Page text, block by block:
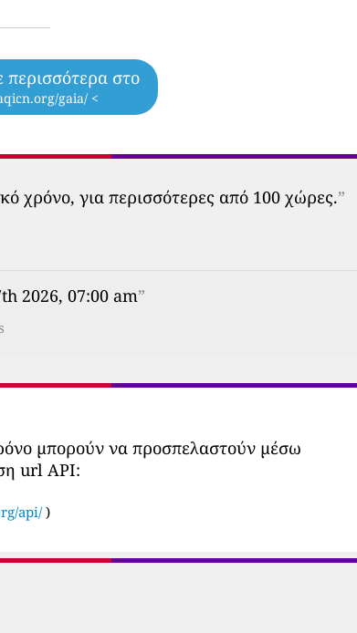
στο
gaia/ <
χρόνο, για περισσότερες από 100 χώρες.”
2026, 07:00 am”
μπορούν να προσπελαστούν μέσω
url API:
api/)